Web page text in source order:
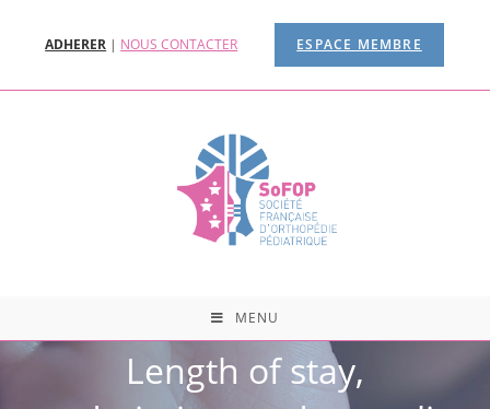
ADHERER | NOUS CONTACTER ESPACE MEMBRE
MENU
Length of stay,